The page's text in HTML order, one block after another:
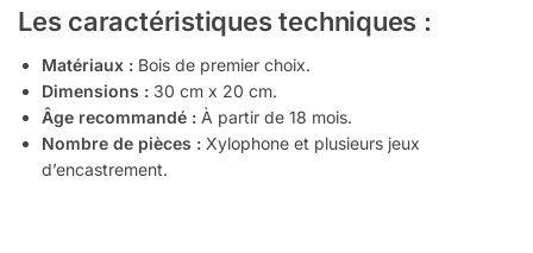
Les caractéristiques techniques :
Matériaux : Bois de premier choix.
Dimensions : 30 cm x 20 cm.
Âge recommandé : À partir de 18 mois.
Nombre de pièces : Xylophone et plusieurs jeux
d’encastrement.